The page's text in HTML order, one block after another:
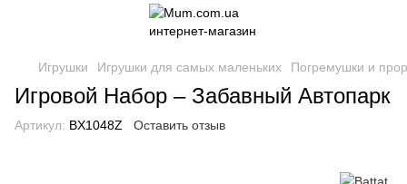
Игрушки Игрушки для самых маленьких Погремушки и
Игровой Набор – Забавный Автопарк
Артикул: BX1048Z Оставить отзыв